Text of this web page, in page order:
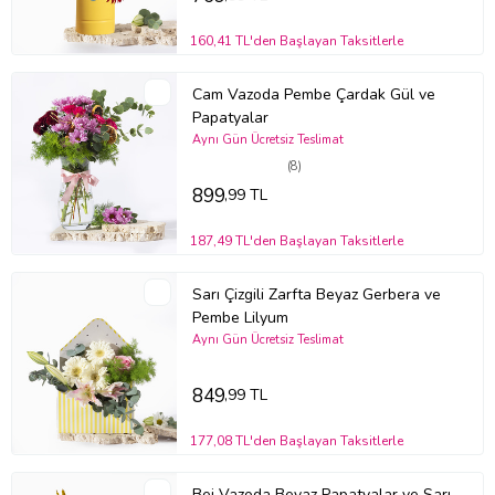
Ürün Kodu:bm137
160,41 TL'den Başlayan Taksitlerle
Cam Vazoda Pembe Çardak Gül ve
Papatyalar
(8)
Aynı Gün Ücretsiz Teslimat
899,99 TL
187,49 TL'den Başlayan Taksitlerle
Sarı Çizgili Zarfta Beyaz Gerbera ve
Pembe Lilyum
Aynı Gün Ücretsiz Teslimat
849,99 TL
177,08 TL'den Başlayan Taksitlerle